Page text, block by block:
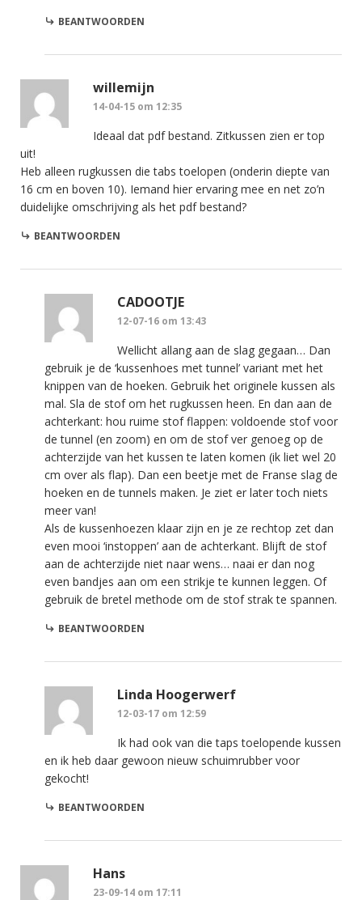
BEANTWOORDEN
willemijn
14-04-15 om 12:35
Ideaal dat pdf bestand. Zitkussen zien er top
uit!
Heb alleen rugkussen die tabs toelopen (onderin diepte van
16 cm en boven 10). Iemand hier ervaring mee en net zo’n
duidelijke omschrijving als het pdf bestand?
BEANTWOORDEN
CADOOTJE
12-07-16 om 13:43
Wellicht allang aan de slag gegaan… Dan
gebruik je de ‘kussenhoes met tunnel’ variant met het
knippen van de hoeken. Gebruik het originele kussen als
mal. Sla de stof om het rugkussen heen. En dan aan de
achterkant: hou ruime stof flappen: voldoende stof voor
de tunnel (en zoom) en om de stof ver genoeg op de
achterzijde van het kussen te laten komen (ik liet wel 20
cm over als flap). Dan een beetje met de Franse slag de
hoeken en de tunnels maken. Je ziet er later toch niets
meer van!
Als de kussenhoezen klaar zijn en je ze rechtop zet dan
even mooi ‘instoppen’ aan de achterkant. Blijft de stof
aan de achterzijde niet naar wens… naai er dan nog
even bandjes aan om een strikje te kunnen leggen. Of
gebruik de bretel methode om de stof strak te spannen.
BEANTWOORDEN
Linda Hoogerwerf
12-03-17 om 12:59
Ik had ook van die taps toelopende kussen
en ik heb daar gewoon nieuw schuimrubber voor
gekocht!
BEANTWOORDEN
Hans
23-09-14 om 17:11